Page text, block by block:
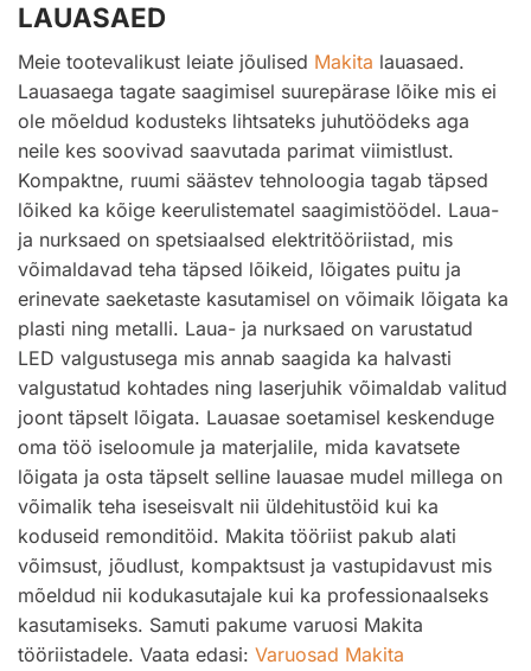
LAUASAED
Meie tootevalikust leiate jõulised Makita lauasaed.
Lauasaega tagate saagimisel suurepärase lõike mis ei
ole mõeldud kodusteks lihtsateks juhutöödeks aga
neile kes soovivad saavutada parimat viimistlust.
Kompaktne, ruumi säästev tehnoloogia tagab täpsed
lõiked ka kõige keerulistematel saagimistöödel. Laua-
ja nurksaed on spetsiaalsed elektritööriistad, mis
võimaldavad teha täpsed lõikeid, lõigates puitu ja
erinevate saeketaste kasutamisel on võimaik lõigata ka
plasti ning metalli. Laua- ja nurksaed on varustatud
LED valgustusega mis annab saagida ka halvasti
valgustatud kohtades ning laserjuhik võimaldab valitud
joont täpselt lõigata. Lauasae soetamisel keskenduge
oma töö iseloomule ja materjalile, mida kavatsete
lõigata ja osta täpselt selline lauasae mudel millega on
võimalik teha iseseisvalt nii üldehitustöid kui ka
koduseid remonditöid. Makita tööriist pakub alati
võimsust, jõudlust, kompaktsust ja vastupidavust mis
mõeldud nii kodukasutajale kui ka professionaalseks
kasutamiseks. Samuti pakume varuosi Makita
tööriistadele. Vaata edasi: Varuosad Makita